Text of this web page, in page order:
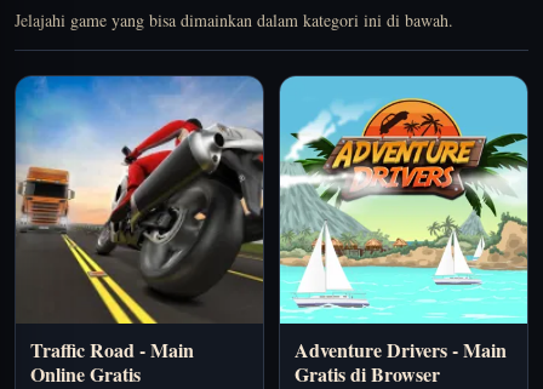
Jelajahi game yang bisa dimainkan dalam kategori ini di bawah.
Traffic Road - Main
Online Gratis
Adventure Drivers - Main
Gratis di Browser